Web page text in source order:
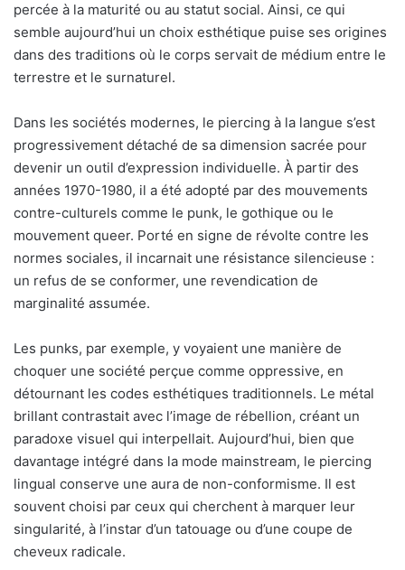
percée à la maturité ou au statut social. Ainsi, ce qui
semble aujourd’hui un choix esthétique puise ses origines
dans des traditions où le corps servait de médium entre le
terrestre et le surnaturel.
Dans les sociétés modernes, le piercing à la langue s’est
progressivement détaché de sa dimension sacrée pour
devenir un outil d’expression individuelle. À partir des
années 1970-1980, il a été adopté par des mouvements
contre-culturels comme le punk, le gothique ou le
mouvement queer. Porté en signe de révolte contre les
normes sociales, il incarnait une résistance silencieuse :
un refus de se conformer, une revendication de
marginalité assumée.
Les punks, par exemple, y voyaient une manière de
choquer une société perçue comme oppressive, en
détournant les codes esthétiques traditionnels. Le métal
brillant contrastait avec l’image de rébellion, créant un
paradoxe visuel qui interpellait. Aujourd’hui, bien que
davantage intégré dans la mode mainstream, le piercing
lingual conserve une aura de non-conformisme. Il est
souvent choisi par ceux qui cherchent à marquer leur
singularité, à l’instar d’un tatouage ou d’une coupe de
cheveux radicale.